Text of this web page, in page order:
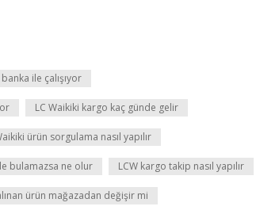
ile çalışıyor
LC Waikiki kargo kaç günde gelir
ürün sorgulama nasıl yapılır
bulamazsa ne olur LCW kargo takip nasıl yapılır
ürün mağazadan değişir mi